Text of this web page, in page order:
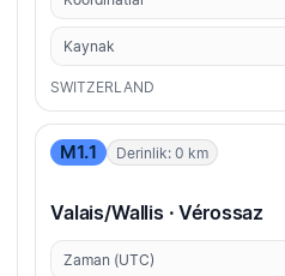
Kaynak
SWITZERLAND
M1.1 Derinlik: 0 km
Valais/Wallis · Vérossaz
Zaman (UTC)